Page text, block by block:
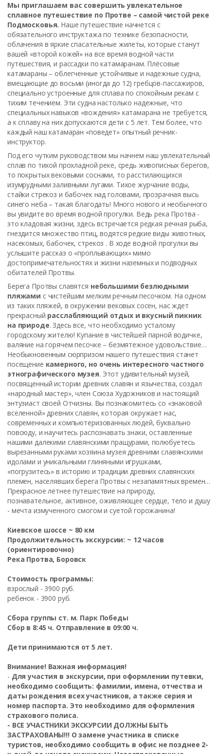
Мы приглашаем вас совершить увлекательное
сплавное путешествие по Протве – самой чистой реке
Подмосковья. Наше путешествие начнется с
обязательного инструктажа по технике безопасности,
облачения в яркие спасательные жилеты, которые станут
вашей «второй кожей» на все время водной части
путешествия, и рассадки по катамаранам. Плёсовые
катамараны – облегченные устойчивые и надежные судна,
вмещающие до восьми (иногда до 12) гребцов-пассажиров,
специально устроенные для сплава по спокойным рекам с
тихим течением. Эти судна настолько надежные, что
специальных навыков «вождения» катамарана не требуется,
а к сплаву на них допускаются дети с 5 лет. Тем более, что
каждый наш катамаран «поведет» опытный речник-
инструктор.
Под его чутким руководством мы начнем наш увлекательный
сплав по тихой прохладной реке, средь живописных берегов,
то покрытых вековыми соснами, то расстилающихся
изумрудными заливными лугами. Тихое журчание воды,
стайки стрекоз и бабочек над головами, прозрачная высь
синего неба – такая благодать! Много нового и необычного
вы увидите во время водной прогулки. Ведь река Протва -
это кладовая жизни, здесь встречается редкая речная рыба,
гнездится множество птиц, водятся редкие виды животных,
насекомых, бабочек, стрекоз . В ходе водной прогулки вы
услышите рассказ о «проплывающих» мимо
достопримечательностях и жизни наземных и подводных
обитателей Протвы.
Берега Протвы славятся небольшими безлюдными
пляжами с чистейшим мелким речным песочком. На одном
из таких пляжей, в окружении вековых сосен, нас ждет
прекрасный расслабляющий отдых и вкусный пикник
на природе. Здесь все, что необходимо усталому
городскому жителю! Купание в чистейшей парной водичке,
валяние на горячем песочке – безмятежное удовольствие…
Необыкновенным сюрпризом нашего путешествия станет
посещение камерного, но очень интересного частного
этнографического музея. Этот удивительный музей,
посвященный истории древних славян и язычества, создал
«народный мастер», член Союза Художников и настоящий
энтузиаст своей Отчизны. Вы познакомитесь со «знаковой
вселенной» древних славян, которая окружает нас,
современных и компьютеризованных людей, буквально
повсюду, и научитесь распознавать знаки, оставленные
нашими далекими славянскими пращурами, полюбуетесь
вырезанными руками хозяина музея древними славянскими
идолами и уникальными глиняными игрушками,
«погрузитесь» в историю и традиции древних славянских
племен, населявших берега Протвы с незапамятных времен…
Прекрасное летнее путешествие на природу,
познавательное, активное, оживляющее сердце, тело и душу
- мечта измученного смогом и суетой горожанина!
Киевское шоссе ~ 80 км
Продолжительность экскурсии: ~ 12 часов
(ориентировочно)
Река Протва, Боровск
Стоимость программы:
взрослый - 3900 руб.
ребенок - 3900 руб.
Сбора группы ст. м. Парк Победы
Сбор в 8:45 ч. Отправление в 09:00 ч.
Дети принимаются от 5 лет.
Внимание! Важная информация!
- Для участия в экскурсии, при оформлении путевки,
необходимо сообщить: фамилии, имена, отчества и
даты рождения всех участников, а также серия и
номер паспорта. Это необходимо для оформления
страхового полиса.
- ВСЕ УЧАСТНИКИ ЭКСКУРСИИ ДОЛЖНЫ БЫТЬ
ЗАСТРАХОВАНЫ!!! О замене участника в списке
туристов, необходимо сообщить в офис не позднее 2-